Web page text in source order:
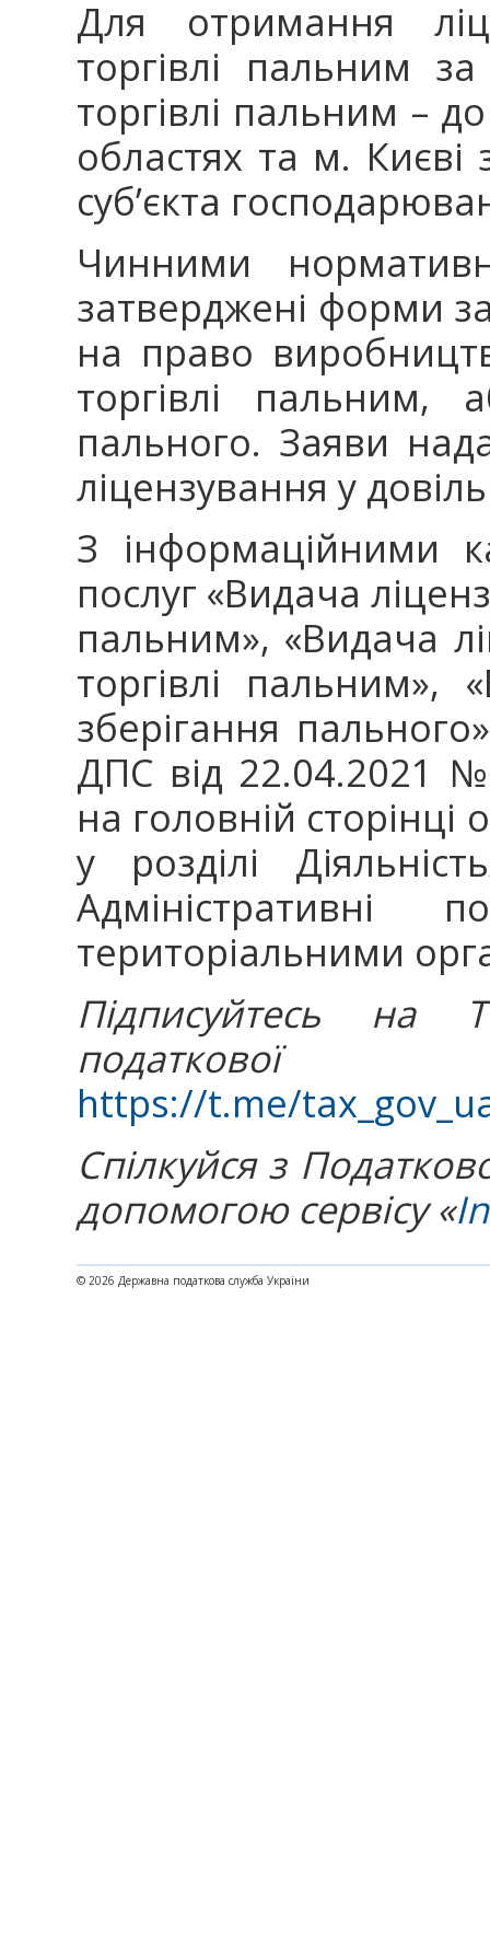
Для отримання
торгівлі пальним за
торгівлі пальним –
областях та м.
суб’єкта
Чинними
затверджені форми
на право
торгівлі пальним,
пального. Заяви
ліцензування у
З інформаційними
послуг «Видача
пальним», «Видача
торгівлі пальним»,
зберігання
ДПС від 22.04.2021
на головній
у розділі
Адміністративні
територіальними
Підписуйтесь на
податкової
https://t.me/
Спілкуйся з
допомогою сервісу «
© 2026 Державна податкова служба України